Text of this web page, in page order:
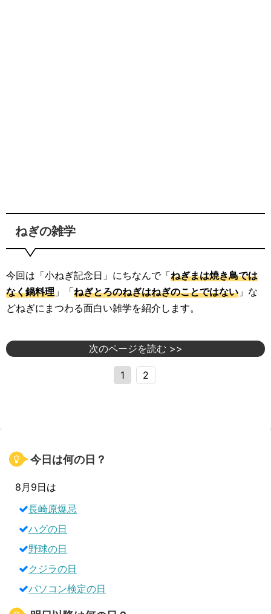
ねぎの雑学
今回は「小ねぎ記念日」にちなんで「ねぎまは焼き鳥では
なく鍋料理 」「ねぎとろのねぎはねぎのことではない 」な
どねぎにまつわる面白い雑学を紹介します。
次のページを読む >>
1 2
今日は何の日？
8月9日は
長崎原爆忌
ハグの日
野球の日
クジラの日
パソコン検定の日